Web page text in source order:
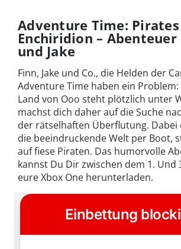
Adventure Time:
Enchiridion –
und Jake
Finn, Jake und Co., die Helden der
Adventure Time haben ein
Land von Ooo steht plötzlich unter
machst dich daher auf die Suche
der rätselhaften Überflutung. Dabei
die beeindruckende Welt per Boot,
auf fiese Piraten. Das humorvolle
kannst Du Dir zwischen dem 1. Und
eure Xbox One herunterladen.